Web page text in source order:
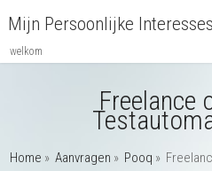
Mijn Persoonlijke Interesses
welkom
Freelance
Home » Aanvragen » Pooq »